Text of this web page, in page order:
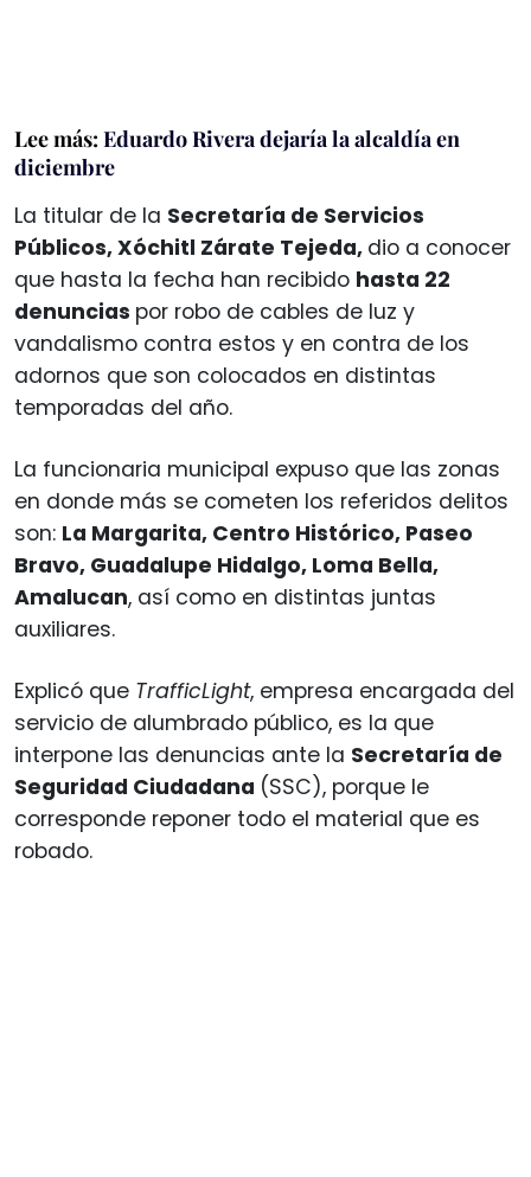
Lee más: Eduardo Rivera dejaría la alcaldía en
diciembre
La titular de la Secretaría de Servicios
Públicos, Xóchitl Zárate Tejeda, dio a conocer
que hasta la fecha han recibido hasta 22
denuncias por robo de cables de luz y
vandalismo contra estos y en contra de los
adornos que son colocados en distintas
temporadas del año.
La funcionaria municipal expuso que las zonas
en donde más se cometen los referidos delitos
son: La Margarita, Centro Histórico, Paseo
Bravo, Guadalupe Hidalgo, Loma Bella,
Amalucan, así como en distintas juntas
auxiliares.
Explicó que TrafficLight, empresa encargada del
servicio de alumbrado público, es la que
interpone las denuncias ante la Secretaría de
Seguridad Ciudadana (SSC), porque le
corresponde reponer todo el material que es
robado.